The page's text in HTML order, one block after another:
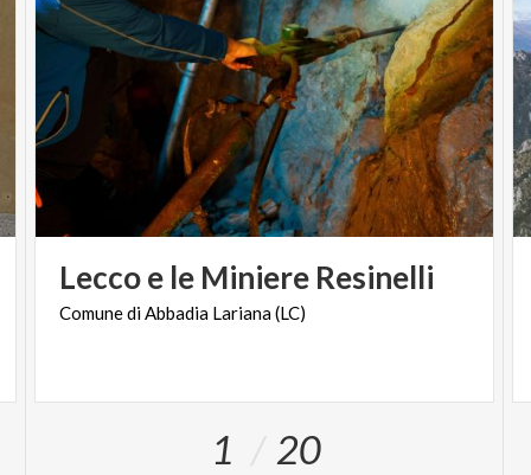
Leccoe le Miniere Resinelli
ComunediAbbadia Lariana(LC)
1 20